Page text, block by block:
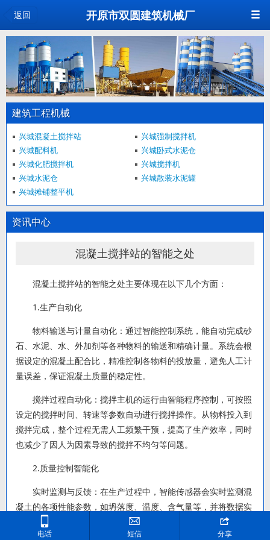
返回 开原市双圆建筑机械厂
建筑工程机械
兴城混凝土搅拌站
兴城强制搅拌机
兴城配料机
兴城卧式水泥仓
兴城化肥搅拌机
兴城搅拌机
兴城水泥仓
兴城散装水泥罐
兴城摊铺整平机
资讯中心
混凝土搅拌站的智能之处
混凝土搅拌站的智能之处主要体现在以下几个方面：
1.生产自动化
物料输送与计量自动化：通过智能控制系统，能自动完成砂
石、水泥、水、外加剂等各种物料的输送和精确计量。系统会根
据设定的混凝土配合比，精准控制各物料的投放量，避免人工计
量误差，保证混凝土质量的稳定性。
搅拌过程自动化：搅拌主机的运行由智能程序控制，可按照
设定的搅拌时间、转速等参数自动进行搅拌操作。从物料投入到
搅拌完成，整个过程无需人工频繁干预，提高了生产效率，同时
也减少了因人为因素导致的搅拌不均匀等问题。
2.质量控制智能化
实时监测与反馈：在生产过程中，智能传感器会实时监测混
凝土的各项性能参数，如坍落度、温度、含气量等，并将数据实
时传输到控制系统。一旦发现参数偏离设定值，系统会立即发出
警报，并自动调整相关物料的投放量或搅拌参数，以确保混凝土

电话

短信

分享